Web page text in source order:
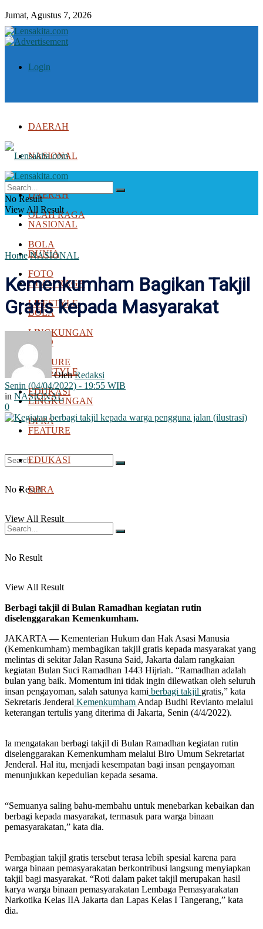
Jumat, Agustus 7, 2026
Login
DAERAH
NASIONAL
DUNIA
OLAH RAGA
BOLA
FOTO
LIFESTYLE
LINGKUNGAN
FEATURE
EDUKASI
DPRA
No Result
View All Result
DAERAH
NASIONAL
DUNIA
OLAH RAGA
BOLA
FOTO
LIFESTYLE
LINGKUNGAN
FEATURE
EDUKASI
DPRA
No Result
View All Result
No Result
View All Result
Home NASIONAL
Kemenkumham Bagikan Takjil
Gratis kepada Masyarakat
Oleh Redaksi
Senin (04/04/2022) - 19:55 WIB
in NASIONAL
0
Berbagi takjil di Bulan Ramadhan kegiatan rutin
diselenggarakan Kemenkumham.
JAKARTA — Kementerian Hukum dan Hak Asasi Manusia
(Kemenkumham) membagikan takjil gratis kepada masyarakat yang
melintas di sekitar Jalan Rasuna Said, Jakarta dalam rangkaian
kegiatan Bulan Suci Ramadhan 1443 Hijriah. “Ramadhan adalah
bulan yang baik. Momentum ini tidak ingin dilewatkan oleh seluruh
insan pengayoman, salah satunya kami berbagi takjil gratis,” kata
Sekretaris Jenderal Kemenkumham Andap Budhi Revianto melalui
keterangan tertulis yang diterima di Jakarta, Senin (4/4/2022).
Ia mengatakan berbagi takjil di Bulan Ramadhan kegiatan rutin
diselenggarakan Kemenkumham melalui Biro Umum Sekretariat
Jenderal. Hal itu, menjadi kesempatan bagi insan pengayoman
menunjukkan kepedulian kepada sesama.
“Semuanya saling bahu-membahu untuk menebarkan kebaikan dan
berbagi kepada masyarakat, termasuk para warga binaan
pemasyarakatan,” kata dia.
Pembagian takjil gratis tersebut terasa lebih spesial karena para
warga binaan pemasyarakatan berkontribusi langsung menyiapkan
takjil bagi masyarakat. “Roti dalam paket takjil merupakan hasil
karya warga binaan pemasyarakatan Lembaga Pemasyarakatan
Narkotika Kelas IIA Jakarta dan Lapas Kelas I Tangerang,” kata
dia.